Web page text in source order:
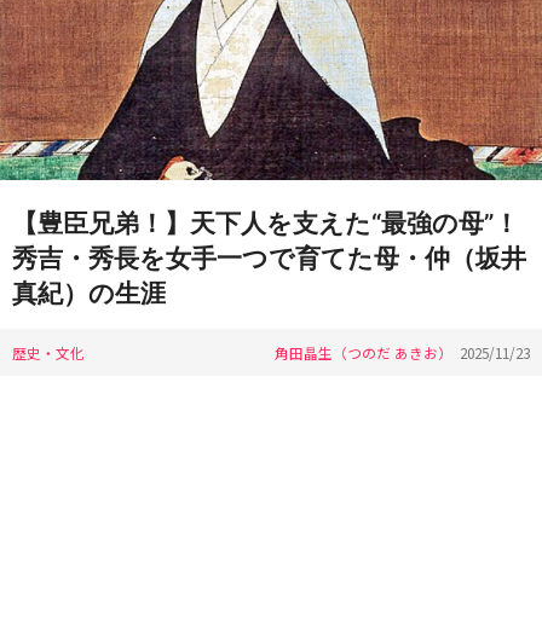
【豊臣兄弟！】天下人を支えた“最強の母”！
秀吉・秀長を女手一つで育てた母・仲（坂井
真紀）の生涯
歴史・文化 角田晶生（つのだ あきお） 2025/11/23